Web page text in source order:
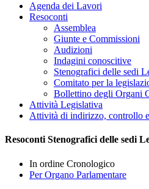
Agenda dei Lavori
Resoconti
Assemblea
Giunte e Commissioni
Audizioni
Indagini conoscitive
Stenografici delle sedi
Comitato per la
Bollettino degli Organi
Attività Legislativa
Attività di indirizzo, controllo
Resoconti Stenografici delle sedi
In ordine Cronologico
Per Organo Parlamentare